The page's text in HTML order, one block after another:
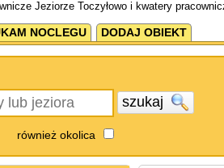
Jeziorze Toczyłowo i kwatery
NOCLEGU DODAJ OBIEKT
szukaj
również okolica